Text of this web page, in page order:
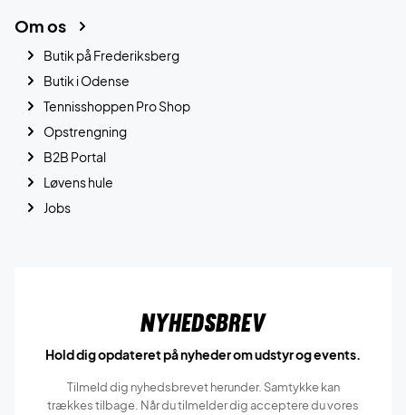
Om os
Butik på Frederiksberg
Butik i Odense
Tennisshoppen Pro Shop
Opstrengning
B2B Portal
Løvens hule
Jobs
Nyhedsbrev
Hold dig opdateret på nyheder om udstyr og events.
Tilmeld dig nyhedsbrevet herunder. Samtykke kan
trækkes tilbage. Når du tilmelder dig acceptere du vores